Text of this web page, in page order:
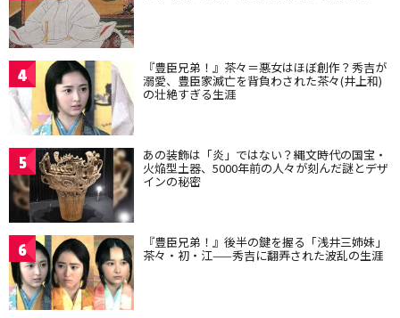
4 『豊臣兄弟！』茶々＝悪女はほぼ創作？秀吉が
溺愛、豊臣家滅亡を背負わされた茶々(井上和)
の壮絶すぎる生涯
5 あの装飾は「炎」ではない？縄文時代の国宝・
火焔型土器、5000年前の人々が刻んだ謎とデザ
インの秘密
6 『豊臣兄弟！』後半の鍵を握る「浅井三姉妹」
茶々・初・江——秀吉に翻弄された波乱の生涯